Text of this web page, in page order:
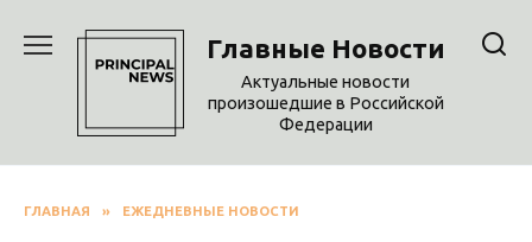
содержанию
Главные Новости
Актуальные новости
произошедшие в Российской
Федерации
ГЛАВНАЯ » ЕЖЕДНЕВНЫЕ НОВОСТИ